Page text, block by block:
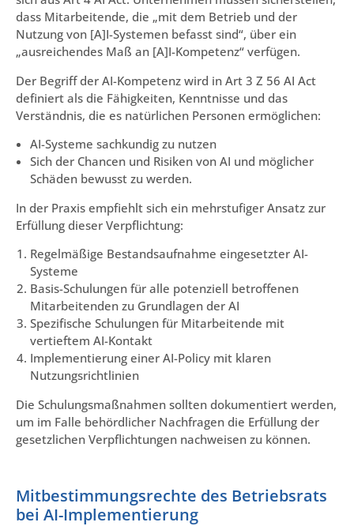
dass Mitarbeitende, die „mit dem Betrieb und der
Nutzung von [A]I-Systemen befasst sind“, über ein
„ausreichendes Maß an [A]I-Kompetenz“ verfügen.
Der Begriff der AI-Kompetenz wird in Art 3 Z 56 AI Act
definiert als die Fähigkeiten, Kenntnisse und das
Verständnis, die es natürlichen Personen ermöglichen:
AI-Systeme sachkundig zu nutzen
Sich der Chancen und Risiken von AI und möglicher
Schäden bewusst zu werden.
In der Praxis empfiehlt sich ein mehrstufiger Ansatz zur
Erfüllung dieser Verpflichtung:
Regelmäßige Bestandsaufnahme eingesetzter AI-
Systeme
Basis-Schulungen für alle potenziell betroffenen
Mitarbeitenden zu Grundlagen der AI
Spezifische Schulungen für Mitarbeitende mit
vertieftem AI-Kontakt
Implementierung einer AI-Policy mit klaren
Nutzungsrichtlinien
Die Schulungsmaßnahmen sollten dokumentiert werden,
um im Falle behördlicher Nachfragen die Erfüllung der
gesetzlichen Verpflichtungen nachweisen zu können.
Mitbestimmungsrechte des Betriebsrats
bei AI-Implementierung